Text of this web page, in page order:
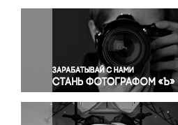
Окружающая среда
Политика
Правосудие
Происшествия и конфликты
Религия
Светская жизнь
Спорт